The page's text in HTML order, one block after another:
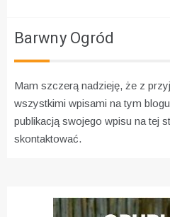
Barwny Ogród
Mam szczerą nadzieję, że z
wszystkimi wpisami na tym
publikacją swojego wpisu na tej
skontaktować.